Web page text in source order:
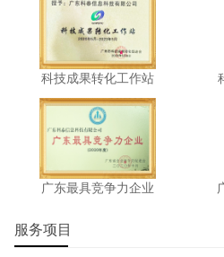
科技成果转化工作站
广东最具竞争力企业
服务项目